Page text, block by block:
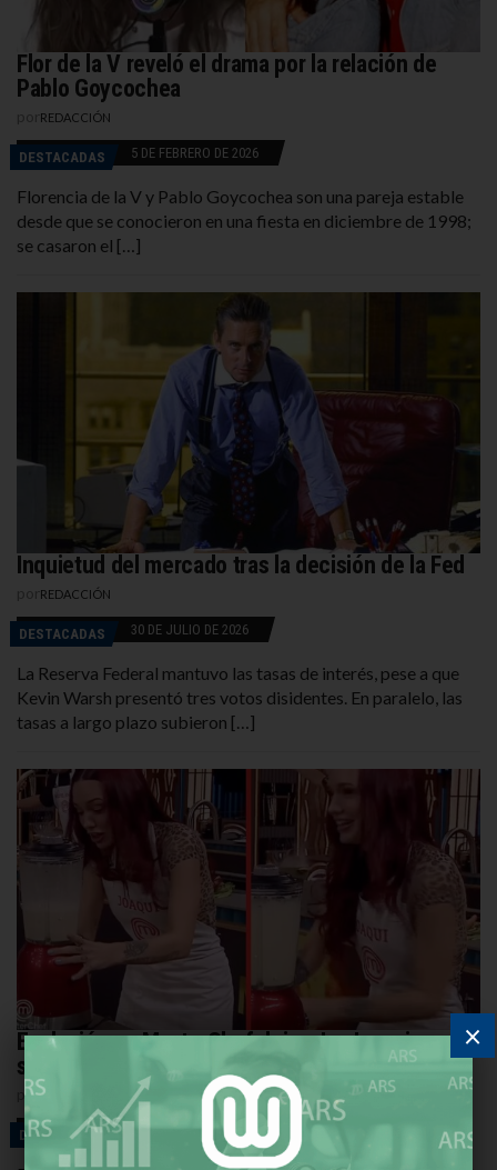
Flor de la V reveló el drama por la relación de
Pablo Goycochea
REDACCIÓN
DESTACADAS 5 DE FEBRERO DE 2026
Florencia de la V y Pablo Goycochea son una pareja estable
desde que se conocieron en una fiesta en diciembre de 1998;
se casaron el […]
Inquietud del mercado tras la decisión de la Fed
REDACCIÓN
DESTACADAS 30 DE JULIO DE 2026
La Reserva Federal mantuvo las tasas de interés, pese a que
Kevin Warsh presentó tres votos disidentes. En paralelo, las
tasas a largo plazo subieron […]
Explosión en MasterChef deja a La Joaqui en
shock
porREDACCIÓN
DESTACADAS 31 DE DICIEMBRE DE 2025
×